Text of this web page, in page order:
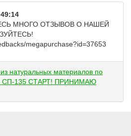
МНОГО ОТЗЫВОВ О НАШЕЙ
megapurchase?id=37653
натуральных материалов по
СП-135 СТАРТ! ПРИНИМАЮ